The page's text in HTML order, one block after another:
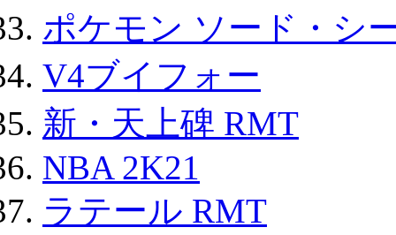
ポケモン ソード・シ
V4ブイフォー
新・天上碑 RMT
NBA 2K21
ラテール RMT